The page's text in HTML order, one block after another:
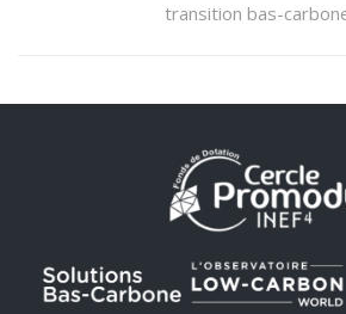
transition bas-